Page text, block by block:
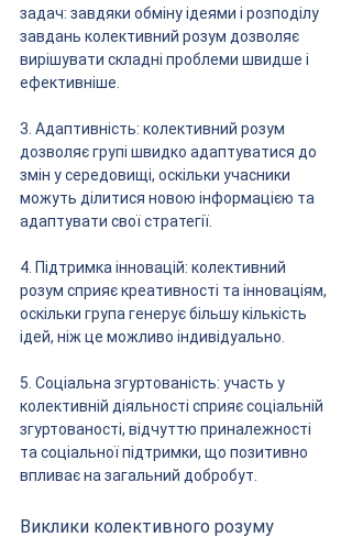
задач: завдяки обміну ідеями і розподілу
завдань колективний розум дозволяє
вирішувати складні проблеми швидше і
ефективніше.
3. Адаптивність: колективний розум
дозволяє групі швидко адаптуватися до
змін у середовищі, оскільки учасники
можуть ділитися новою інформацією та
адаптувати свої стратегії.
4. Підтримка інновацій: колективний
розум сприяє креативності та інноваціям,
оскільки група генерує більшу кількість
ідей, ніж це можливо індивідуально.
5. Соціальна згуртованість: участь у
колективній діяльності сприяє соціальній
згуртованості, відчуттю приналежності
та соціальної підтримки, що позитивно
впливає на загальний добробут.
Виклики колективного розуму